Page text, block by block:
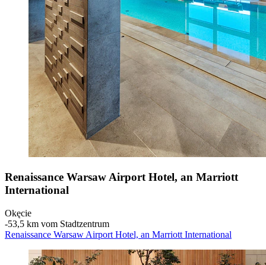
Renaissance Warsaw Airport Hotel, an Marriott
International
Okęcie
‐53,5 km vom Stadtzentrum
Renaissance Warsaw Airport Hotel, an Marriott International